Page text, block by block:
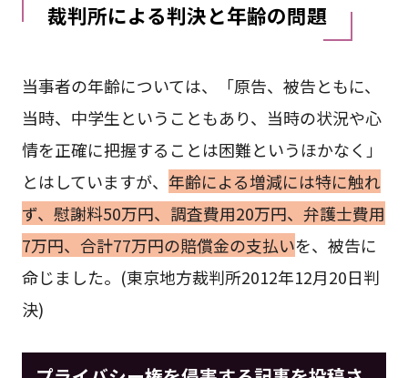
裁判所による判決と年齢の問題
当事者の年齢については、「原告、被告ともに、
当時、中学生ということもあり、当時の状況や心
情を正確に把握することは困難というほかなく」
とはしていますが、 年齢による増減には特に触れ
ず、慰謝料50万円、調査費用20万円、弁護士費用
7万円、合計77万円の賠償金の支払いを、被告に
命じました。(東京地方裁判所2012年12月20日判
決)